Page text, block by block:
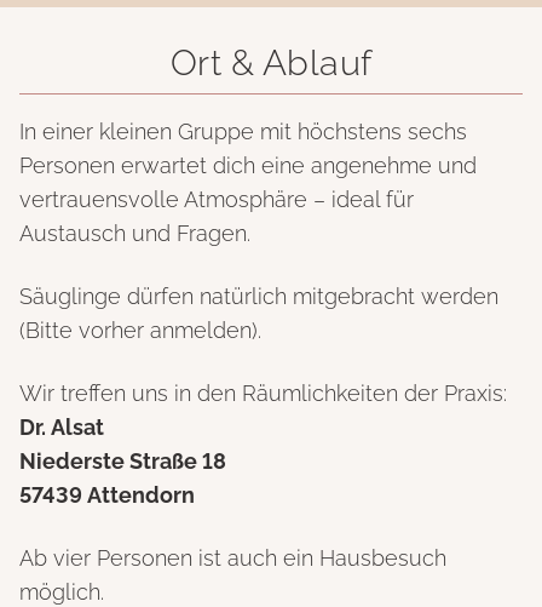
Ort & Ablauf
In einer kleinen Gruppe mit höchstens sechs
Personen erwartet dich eine angenehme und
vertrauensvolle Atmosphäre – ideal für
Austausch und Fragen.
Säuglinge dürfen natürlich mitgebracht werden
(Bitte vorher anmelden).
Wir treffen uns in den Räumlichkeiten der Praxis:
Dr. Alsat
Niederste Straße 18
57439 Attendorn
Ab vier Personen ist auch ein Hausbesuch
möglich.